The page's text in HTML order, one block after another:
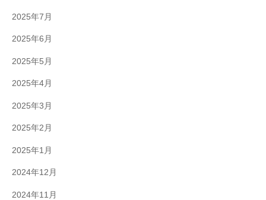
2025年7月
2025年6月
2025年5月
2025年4月
2025年3月
2025年2月
2025年1月
2024年12月
2024年11月